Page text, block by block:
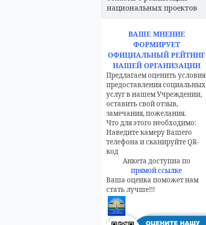
национальных проектов
ВАШЕ МНЕНИЕ
ФОРМИРУЕТ
ОФИЦИАЛЬНЫЙ РЕЙТИНГ
НАШЕЙ ОРГАНИЗАЦИИ
Предлагаем оценить условия
предоставления социальных
услуг в нашем Учреждении,
оставить свой отзыв,
замечания, пожелания.
Что для этого необходимо:
Наведите камеру Вашего
телефона и сканируйте QR-
код
Анкета доступна по
прямой ссылке
Ваша оценка поможет нам
стать лучше!!!